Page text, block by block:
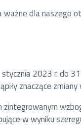
ważne dla naszego
2023 r. do
znaczące
w wyniku